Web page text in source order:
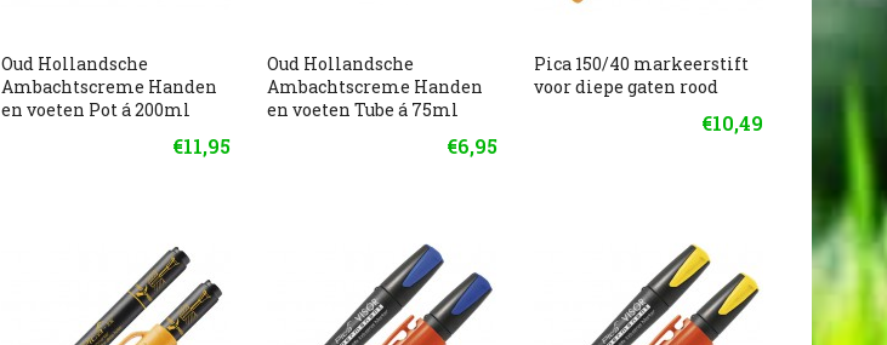
Oud Hollandsche
Ambachtscreme Handen
en voeten Pot á 200ml
€11,95
Oud Hollandsche
Ambachtscreme Handen
en voeten Tube á 75ml
€6,95
Pica 150/40 markeerstift
voor diepe gaten rood
€10,49